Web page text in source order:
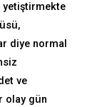
yetiştirmekte
diye normal
ve
olay gün